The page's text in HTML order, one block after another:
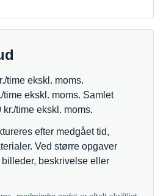
time ekskl. moms.
time ekskl. moms. Samlet
time ekskl. moms.
efter medgået tid,
Ved større opgaver
beskrivelse eller